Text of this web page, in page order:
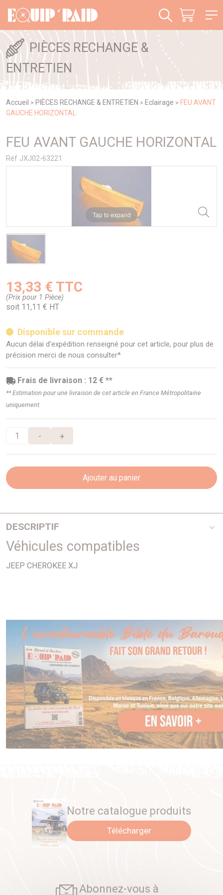
PIÈCES RECHANGE &
ENTRETIEN
Accueil > PIÈCES RECHANGE & ENTRETIEN > Eclairage > FEU AVANT
GAUCHE HORIZONTAL
FEU AVANT GAUCHE HORIZONTAL
Réf JXJ02-63221
Tap to expand
13,33 € TTC
(Prix pour 1 Pièce)
soit 11,11 € HT
Disponible sur commande
Aucun délai d'expédition renseigné pour cet article, pour plus de
précision merci de nous consulter*
Frais de livraison : 12 € **
** Estimation pour une livraison de cet article en France Métropolitaine
uniquement.
- +
Ajouter au panier
DESCRIPTIF
A partir de 96
Véhicules compatibles
JEEP CHEROKEE XJ
Notre catalogue produits
Télécharger
Abonnez-vous à
Panneau de gestion des cookies